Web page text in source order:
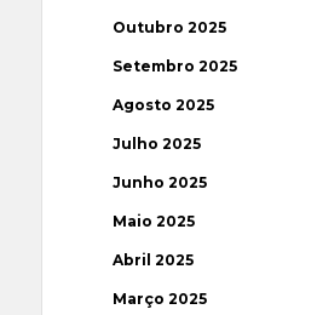
Outubro 2025
Setembro 2025
Agosto 2025
Julho 2025
Junho 2025
Maio 2025
Abril 2025
Março 2025